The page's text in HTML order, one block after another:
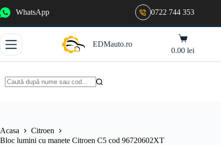
la
WhatsApp 0722 744 353
EDMauto.ro
Coș
de
cumpărături
0.00lei
Acasa
Citroen
Bloc lumini cu manete Citroen C5 cod 96720602XT